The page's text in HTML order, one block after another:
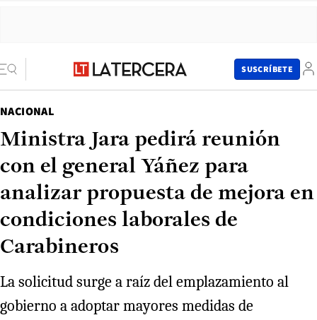
SUSCRÍBETE
NACIONAL
Ministra Jara pedirá reunión
con el general Yáñez para
analizar propuesta de mejora en
condiciones laborales de
Carabineros
La solicitud surge a raíz del emplazamiento al
gobierno a adoptar mayores medidas de